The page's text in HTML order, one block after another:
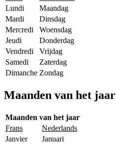
Lundi
Maandag
Mardi
Dinsdag
Mercredi
Woensdag
Jeudi
Donderdag
Vendredi
Vrijdag
Samedi
Zaterdag
Dimanche Zondag
Maanden van het jaar
Maanden van het jaar
Frans
Nederlands
Janvier
Januari